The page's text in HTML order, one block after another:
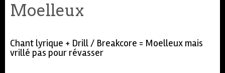
Moelleux
Chant lyrique + Drill / Breakcore = Moelleux mais
vrillé pas pour révasser